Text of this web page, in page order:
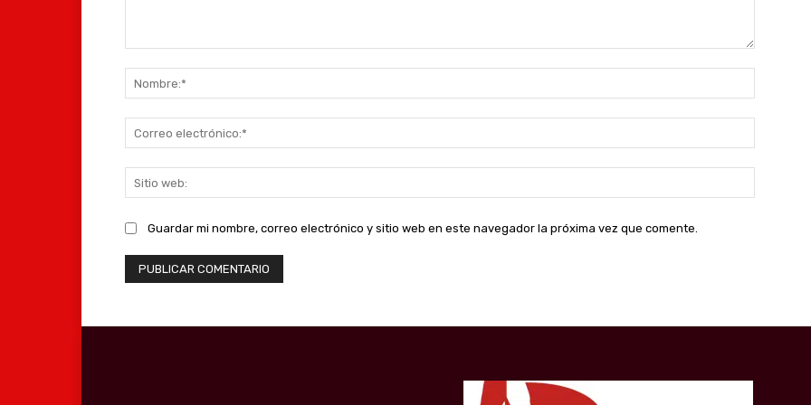
web:
Guardar mi nombre, correo electrónico y sitio web en este navegador la próxima vez que comente.